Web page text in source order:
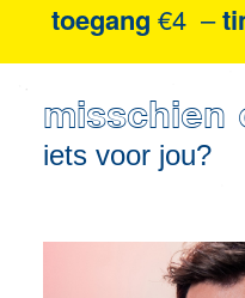
toegang €4 –
misschien
iets voor jou?